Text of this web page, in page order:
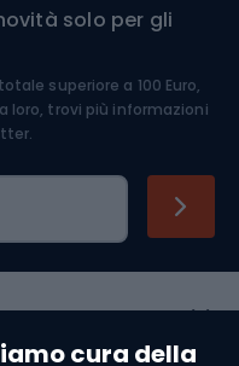
cura della
solo per gli
superiore a 100 Euro,
loro, trovi più informazioni